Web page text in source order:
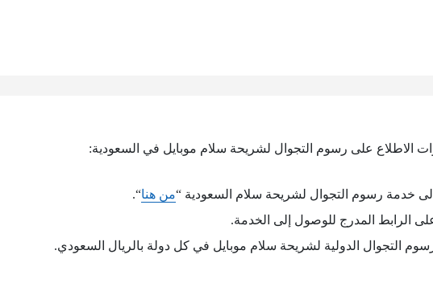
الاطلاع على رسوم التجوال لشريحة سلام موبايل في السعودية:
خدمة رسوم التجوال لشريحة سلام السعودية “من هنا“.
الرابط المدرج للوصول إلى الخدمة.
التجوال الدولية لشريحة سلام موبايل في كل دولة بالريال السعودي.